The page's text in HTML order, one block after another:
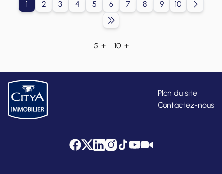
1 2 3 4 5 6 7 8 9 10
5 + 10 +
Plan du site
Contactez-nous
Facebook
TwitterLinkedIn
Instagram
Tik TokYouTube
Citya Tube